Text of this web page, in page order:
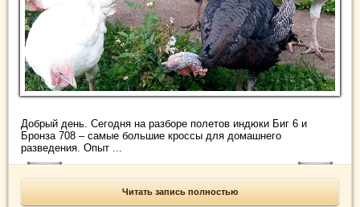
Добрый день. Сегодня на разборе полетов индюки Биг 6 и
Бронза 708 – самые большие кроссы для домашнего
разведения. Опыт ...
Читать запись полностью